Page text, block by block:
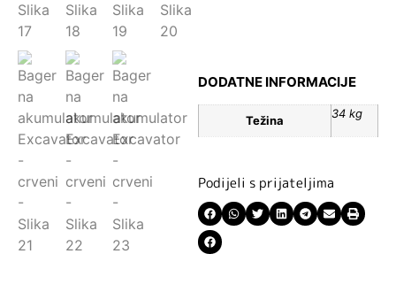
DODATNE INFORMACIJE
Težina 34 kg
Podijeli s prijateljima